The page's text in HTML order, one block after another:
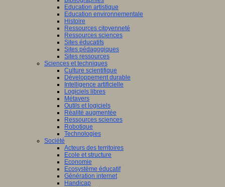
Education artistique
Education environnementale
Histoire
Ressources citoyenneté
Ressources sciences
Sites éducatifs
Sites pédagogiques
Sites ressources
Sciences et techniques
Culture scientifique
Développement durable
Intelligence artificielle
Logiciels libres
Métavers
Outils et logiciels
Réalité augmentée
Ressources sciences
Robotique
Technologies
Société
Acteurs des territoires
Ecole et structure
Economie
Ecosystème éducatif
Génération internet
Handicap